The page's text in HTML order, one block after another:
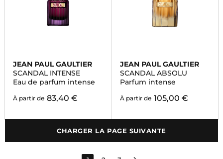
JEAN PAUL GAULTIER
SCANDAL INTENSE
Eau de parfum intense
À partir de 83,40 €
JEAN PAUL GAULTIER
SCANDAL ABSOLU
Parfum intense
À partir de 105,00 €
CHARGER LA PAGE SUIVANTE